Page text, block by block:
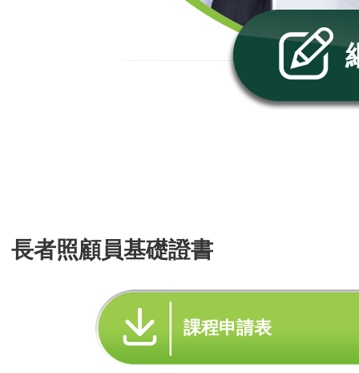
長者照顧員基礎證書
課程申請表